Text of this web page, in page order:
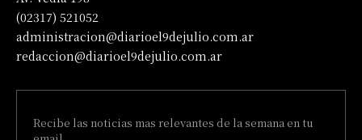
(02317) 521052
administracion@diarioel9dejulio.com.ar
redaccion@diarioel9dejulio.com.ar
Recibe las noticias mas relevantes de la semana en tu